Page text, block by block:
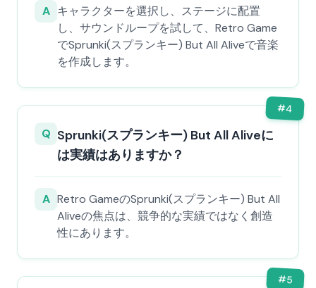
A キャラクターを選択し、ステージに配置
し、サウンドループを試して、Retro Game
でSprunki(スプランキー) But All Aliveで音楽
を作成します。
#4
Q Sprunki(スプランキー) But All Aliveに
は実績はありますか？
A Retro GameのSprunki(スプランキー) But All
Aliveの焦点は、競争的な実績ではなく創造
性にあります。
#5